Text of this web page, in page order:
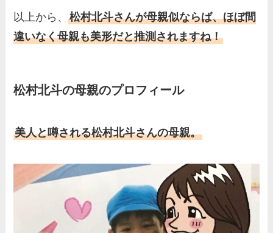
以上から、松村北斗さんが母親似ならば、ほぼ間
違いなく母親も美形だと推測されますね！
松村北斗の母親のプロフィール
美人と噂される松村北斗さんの母親。